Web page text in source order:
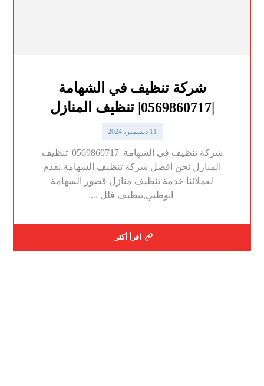
شركة تنظيف في الشهامة
|0569860717| تنظيف المنازل
11 ديسمبر، 2024
شركة تنظيف في الشهامة |0569860717| تنظيف
المنازل نحن افضل شركة تنظيف الشهامة,نقدم
لعملائنا خدمة تنظيف منازل قصور السهامة
ابوظبي,تنظيف فلل ...
اقرأ أكثر